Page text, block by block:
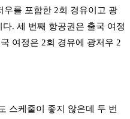
우를 포함한 2회 경유이고 광
. 세 번째 항공권은 출국 여정
여정은 2회 경유에 광저우 2
스케줄이 좋지 않은데 두 번